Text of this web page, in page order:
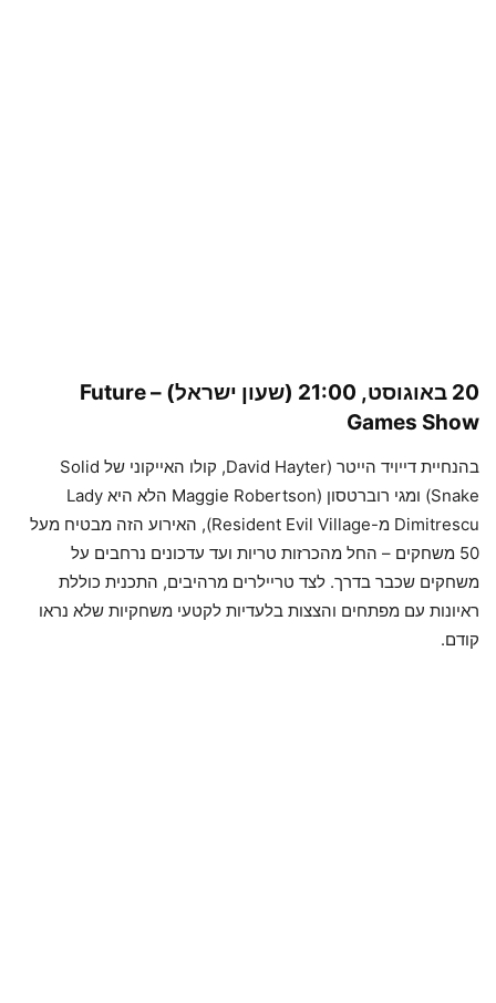
20 באוגוסט, 21:00 (שעון ישראל) –
Future
Games Show
בהנחיית דייויד הייטר (David Hayter, קולו האייקוני של Solid
Snake) ומגי רוברטסון (Maggie Robertson הלא היא Lady
Dimitrescu מ-Resident Evil Village), האירוע הזה מבטיח מעל
50 משחקים – החל מהכרזות טריות ועד עדכונים נרחבים על
משחקים שכבר בדרך. לצד טריילרים מרהיבים, התכנית כוללת
ראיונות עם מפתחים והצצות בלעדיות לקטעי משחקיות שלא נראו
קודם.